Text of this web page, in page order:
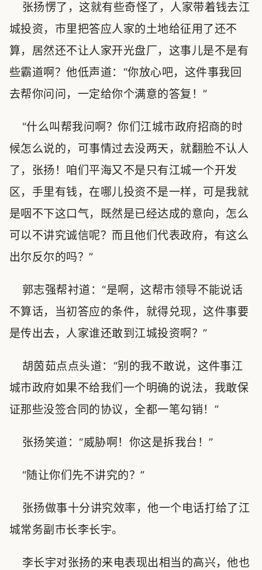
张扬愣了，这就有些奇怪了，人家带着钱去江
城投资，市里把答应人家的土地给征用了还不
算，居然还不让人家开光盘厂，这事儿是不是有
些霸道啊？他低声道：“你放心吧，这件事我回
去帮你问问，一定给你个满意的答复！”
“什么叫帮我问啊？你们江城市政府招商的时
候怎么说的，可事情过去没两天，就翻脸不认人
了，张扬！咱们平海又不是只有江城一个开发
区，手里有钱，在哪儿投资不是一样，可是我就
是咽不下这口气，既然是已经达成的意向，怎么
可以不讲究诚信呢？而且他们代表政府，有这么
出尔反尔的吗？”
郭志强帮衬道：“是啊，这帮市领导不能说话
不算话，当初答应的条件，就得兑现，这件事要
是传出去，人家谁还敢到江城投资啊？”
胡茵茹点点头道：“别的我不敢说，这件事江
城市政府如果不给我们一个明确的说法，我敢保
证那些没签合同的协议，全都一笔勾销！”
张扬笑道：“威胁啊！你这是拆我台！”
“随让你们先不讲究的？”
张扬做事十分讲究效率，他一个电话打给了江
城常务副市长李长宇。
李长宇对张扬的来电表现出相当的高兴，他也